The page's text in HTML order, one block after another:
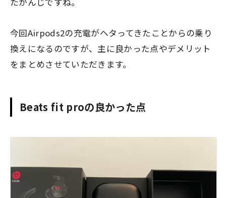
今回Airpods2の充電がヘタってきたことからの乗り
換えになるのですが、主に良かった点やデメリット
をまとめさせていただきます。
Beats fit proの良かった点